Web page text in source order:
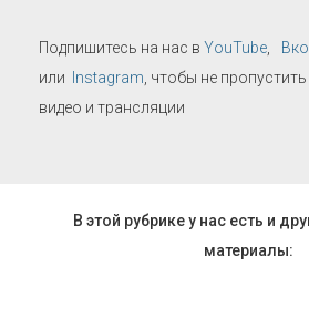
Подпишитесь на нас в YouTube
или
Instagram , чтобы не
видео и трансляции
В этой рубрике у нас есть и
материалы: